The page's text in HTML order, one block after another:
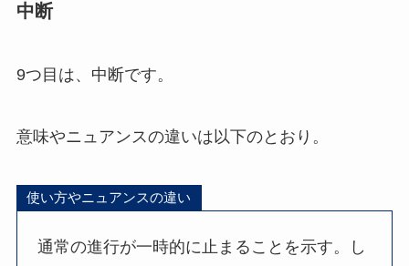
中断
9つ目は、中断です。
意味やニュアンスの違いは以下のとおり。
使い方やニュアンスの違い
通常の進行が一時的に止まることを示す。し